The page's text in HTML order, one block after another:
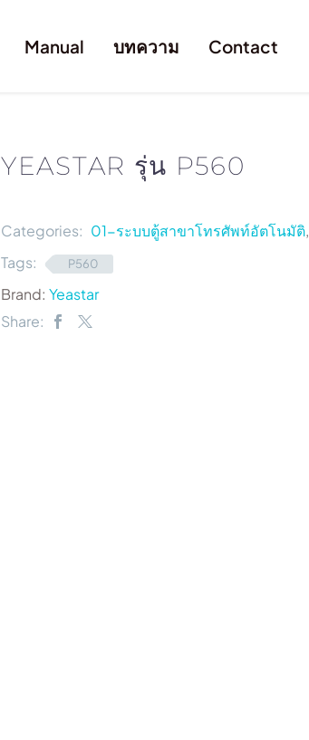
Manual บทความ Contact
YEASTAR รุ่น P560
Categories: 01-ระบบตู้สาขาโทรศัพท์อัตโนมัติ,
Tags:
P560
Brand: Yeastar
Share: